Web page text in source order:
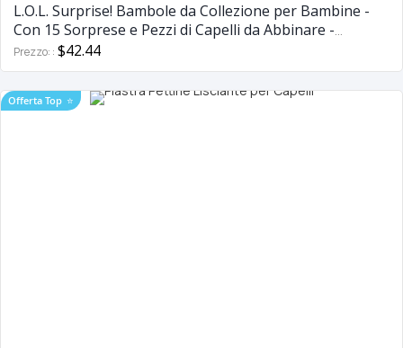
L.O.L. Surprise! Bambole da Collezione per Bambine -
Con 15 Sorprese e Pezzi di Capelli da Abbinare -
Bambole #Hairvibes
Prezzo: $42.44
Offerta Top ⭐